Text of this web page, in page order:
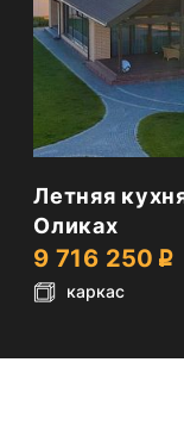
2
Летняя
Оликах
9 716 250
каркас